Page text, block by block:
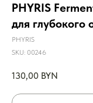
PHYRIS
для
PHYRIS
SKU: 00246
130,00 BYN